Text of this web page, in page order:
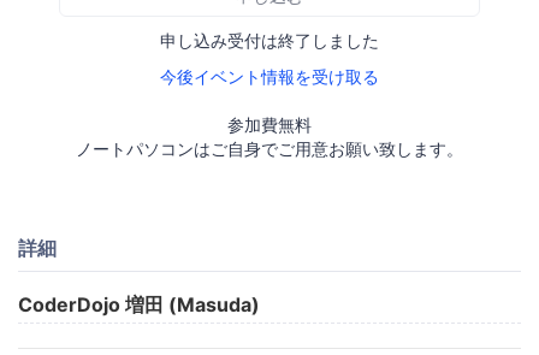
申し込み受付は終了しました
今後イベント情報を受け取る
参加費無料
ノートパソコンはご自身でご用意お願い致します。
詳細
CoderDojo 増田 (Masuda)